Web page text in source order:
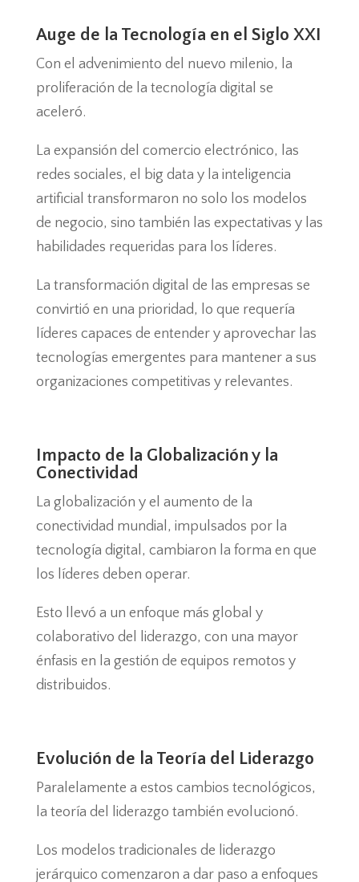
Auge de la Tecnología en el Siglo XXI
Con el advenimiento del nuevo milenio, la
proliferación de la tecnología digital se
aceleró.
La expansión del comercio electrónico, las
redes sociales, el big data y la inteligencia
artificial transformaron no solo los modelos
de negocio, sino también las expectativas y las
habilidades requeridas para los líderes.
La transformación digital de las empresas se
convirtió en una prioridad, lo que requería
líderes capaces de entender y aprovechar las
tecnologías emergentes para mantener a sus
organizaciones competitivas y relevantes.
Impacto de la Globalización y la
Conectividad
La globalización y el aumento de la
conectividad mundial, impulsados por la
tecnología digital, cambiaron la forma en que
los líderes deben operar.
Esto llevó a un enfoque más global y
colaborativo del liderazgo, con una mayor
énfasis en la gestión de equipos remotos y
distribuidos.
Evolución de la Teoría del Liderazgo
Paralelamente a estos cambios tecnológicos,
la teoría del liderazgo también evolucionó.
Los modelos tradicionales de liderazgo
jerárquico comenzaron a dar paso a enfoques